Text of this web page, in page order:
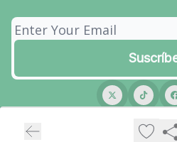
Privacy policy